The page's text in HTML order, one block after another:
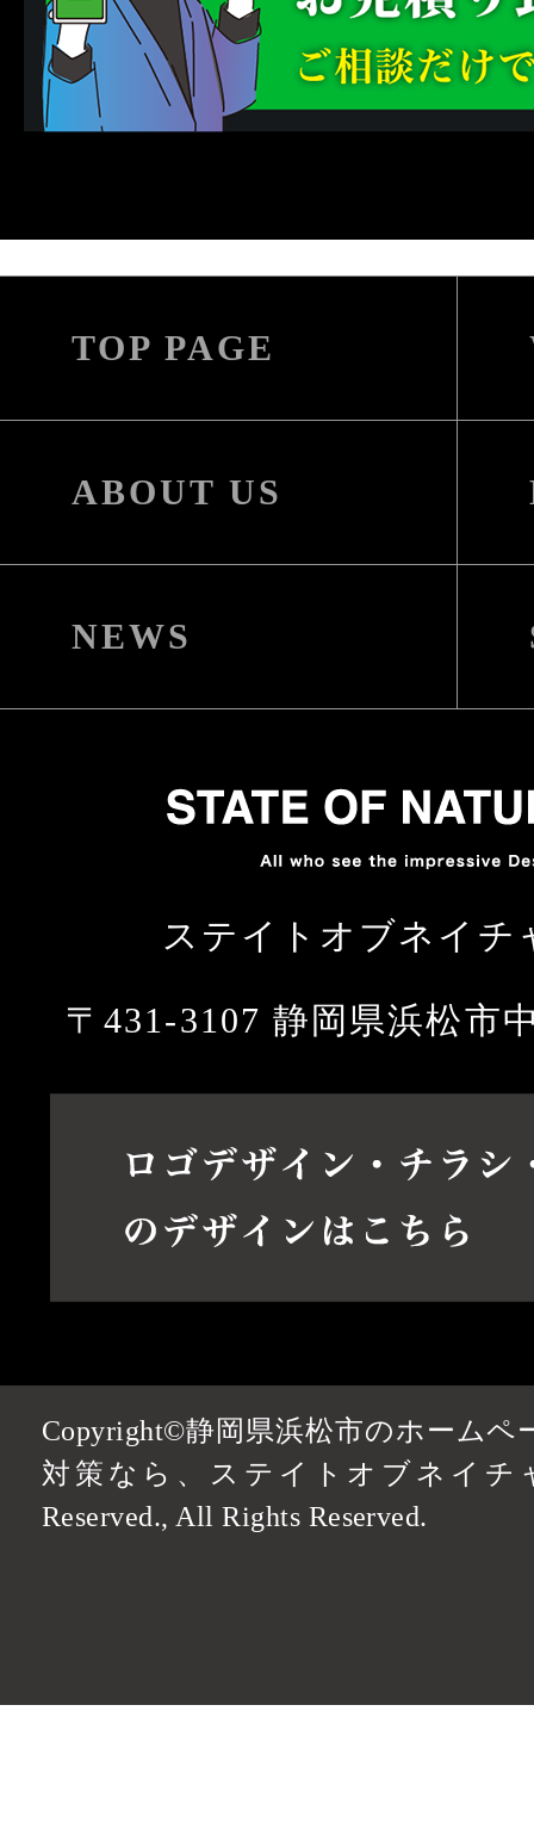
TOP PAGE
ABOUT US
NEWS
ステイトオブネイチ
〒431-3107 静岡県浜松市
Copyright©静岡県浜松市のホームペ
対策なら、ステイトオブネイチ
Reserved., All Rights Reserved.